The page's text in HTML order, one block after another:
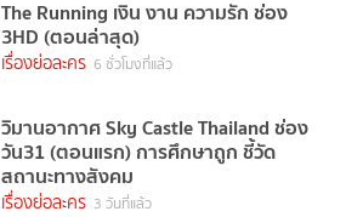
The Running เงิน งาน ความรัก ช่อง
3HD (ตอนล่าสุด)
เรื่องย่อละคร 6 ชั่วโมงที่แล้ว
วิมานอากาศ Sky Castle Thailand ช่อง
วัน31 (ตอนแรก) การศึกษาถูก ชี้วัด
สถานะทางสังคม
เรื่องย่อละคร 3 วันที่แล้ว